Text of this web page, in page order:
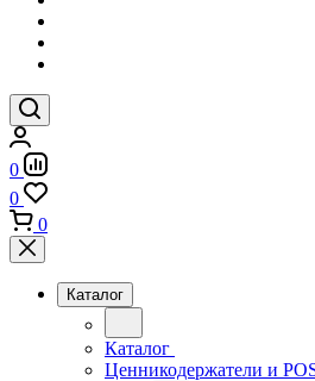
0
0
0
Каталог
Каталог
Ценникодержатели и